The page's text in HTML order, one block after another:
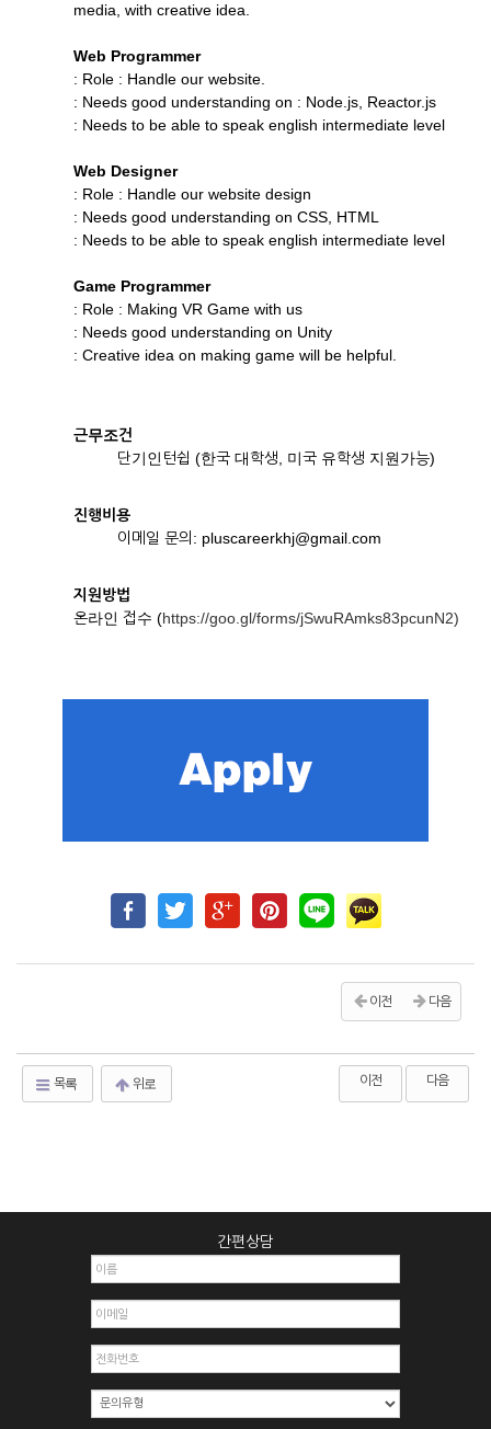
media, with creative idea.
Web Programmer
: Role : Handle our website.
: Needs good understanding on : Node.js, Reactor.js
: Needs to be able to speak english intermediate level
Web Designer
: Role : Handle our website design
: Needs good understanding on CSS, HTML
: Needs to be able to speak english intermediate level
Game Programmer
: Role : Making VR Game with us
: Needs good understanding on Unity
: Creative idea on making game will be helpful.
근무조건
단기인턴쉽 (한국 대학생, 미국 유학생 지원가능)
진행비용
이메일 문의: pluscareerkhj@gmail.com
지원방법
온라인 접수 (https://goo.gl/forms/jSwuRAmks83pcunN2)
이전 다음
목록 위로 이전 다음
간편상담